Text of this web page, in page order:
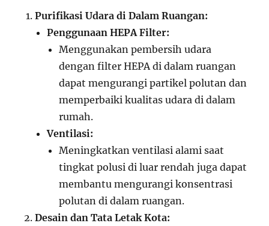
Purifikasi Udara di Dalam Ruangan:
Penggunaan HEPA Filter:
Menggunakan pembersih udara
dengan filter HEPA di dalam ruangan
dapat mengurangi partikel polutan dan
memperbaiki kualitas udara di dalam
rumah.
Ventilasi:
Meningkatkan ventilasi alami saat
tingkat polusi di luar rendah juga dapat
membantu mengurangi konsentrasi
polutan di dalam ruangan.
Desain dan Tata Letak Kota: